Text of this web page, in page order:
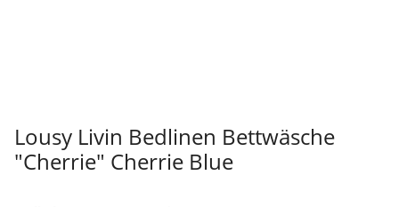
Lousy Livin Bedlinen Bettwäsche
"Cherrie" Cherrie Blue